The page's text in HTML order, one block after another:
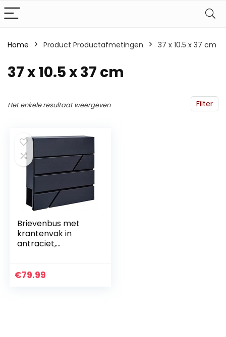
Home Product Productafmetingen ‎37 x 10.5 x 37 cm
‎37 x 10.5 x 37 cm
Filter
Het enkele resultaat weergeven
Brievenbus met
krantenvak in
antraciet,
wandbrievenbus
€79.99